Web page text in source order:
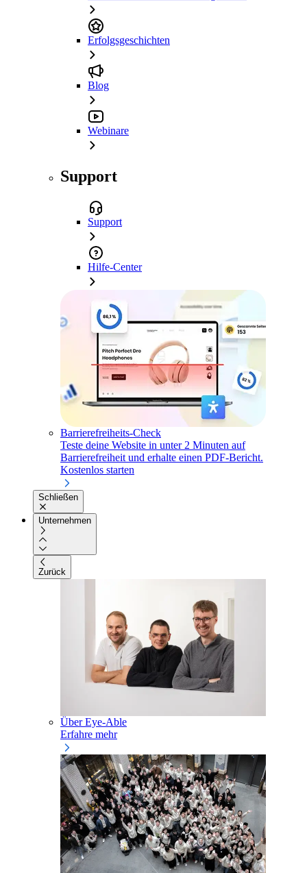
Erfolgsgeschichten
Blog
Webinare
Support
Support
Hilfe-Center
Barrierefreiheits-Check
Teste deine Website in unter 2 Minuten auf
Barrierefreiheit und erhalte einen PDF-Bericht.
Kostenlos starten
Schließen
Unternehmen
Zurück
Über Eye-Able
Erfahre mehr